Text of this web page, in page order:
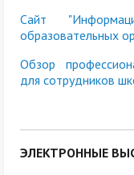
Сайт
образовательных
Обзор п
для сотрудников
ЭЛЕКТРОННЫЕ